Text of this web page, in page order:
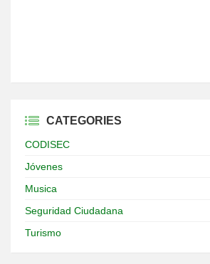
CATEGORIES
CODISEC
Jóvenes
Musica
Seguridad Ciudadana
Turismo